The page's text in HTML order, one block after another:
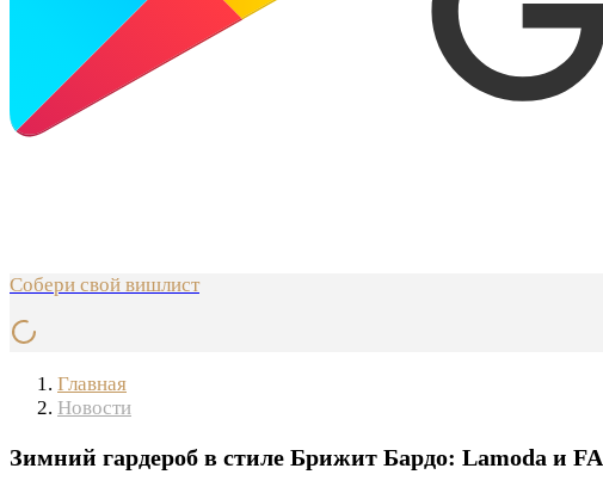
Собери свой вишлист
Главная
Новости
Зимний гардероб в стиле Брижит Бардо: Lamoda и